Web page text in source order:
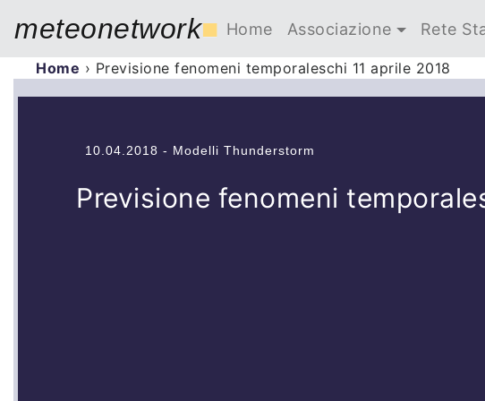
meteonetwork■ Home Associazione Rete
Home › Previsione fenomeni temporaleschi 11 aprile 2018
10.04.2018 - Modelli Thunderstorm
Previsione fenomeni